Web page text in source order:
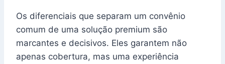
Os diferenciais que separam um convênio
comum de uma solução premium são
marcantes e decisivos. Eles garantem não
apenas cobertura, mas uma experiência